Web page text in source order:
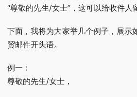
“尊敬的先生/女士”，这可以给收件人
下面，我将为大家举几个例子，展示
贸邮件开头语。
例一：
尊敬的先生/女士，